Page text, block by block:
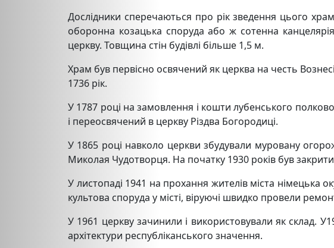
Дослідники сперечаються про рік зведення цього
оборонна козацька споруда або ж сотенна
церкву. Товщина стін будівлі більше 1,5 м.
Храм був первісно освячений як церква на честь
1736 рік.
У 1787 році на замовлення і кошти лубенського
і переосвячений в церкву Різдва Богородиці.
У 1865 році навколо церкви збудували муровану
Миколая Чудотворця. На початку 1930 років був
У листопаді 1941 на прохання жителів міста німецька
культова споруда у місті, віруючі швидко провели
У 1961 церкву зачинили і використовували як склад.
архітектури республіканського значення.